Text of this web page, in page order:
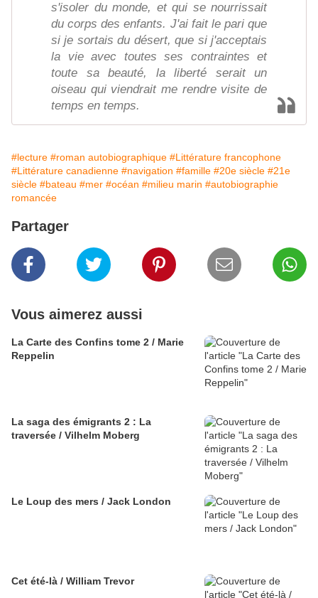
s'isoler du monde, et qui se nourrissait
du corps des enfants. J'ai fait le pari que
si je sortais du désert, que si j'acceptais
la vie avec toutes ses contraintes et
toute sa beauté, la liberté serait un
oiseau qui viendrait me rendre visite de
temps en temps.
#lecture #roman autobiographique #Littérature francophone
#Littérature canadienne #navigation #famille #20e siècle #21e
siècle #bateau #mer #océan #milieu marin #autobiographie
romancée
Partager
Vous aimerez aussi
La Carte des Confins tome 2 / Marie
Reppelin
La saga des émigrants 2 : La
traversée / Vilhelm Moberg
Le Loup des mers / Jack London
Cet été-là / William Trevor